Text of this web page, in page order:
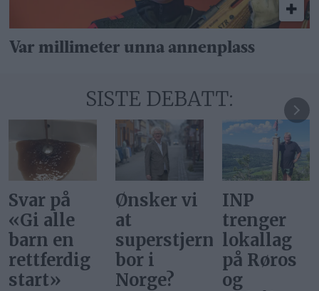
Var millimeter unna annenplass
SISTE DEBATT:
Ønsker vi
at
superstjerner
bor i
Norge?
INP
trenger
lokallag
på Røros
og
Gi alle
barn en
rettferdig
start